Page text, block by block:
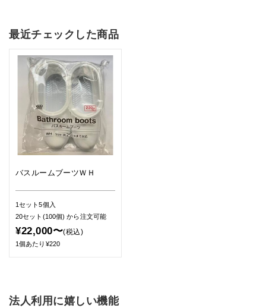
最近チェックした商品
バスルームブーツＷＨ
1セット5個入
20セット(100個)から注文可能
¥22,000〜(税込)
1個あたり¥220
法人利用に嬉しい機能